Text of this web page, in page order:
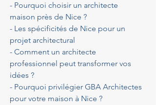
- Pourquoi choisir un architecte
maison près de Nice ?
- Les spécificités de Nice pour un
projet architectural
- Comment un architecte
professionnel peut transformer vos
idées ?
- Pourquoi privilégier GBA Architectes
pour votre maison à Nice ?